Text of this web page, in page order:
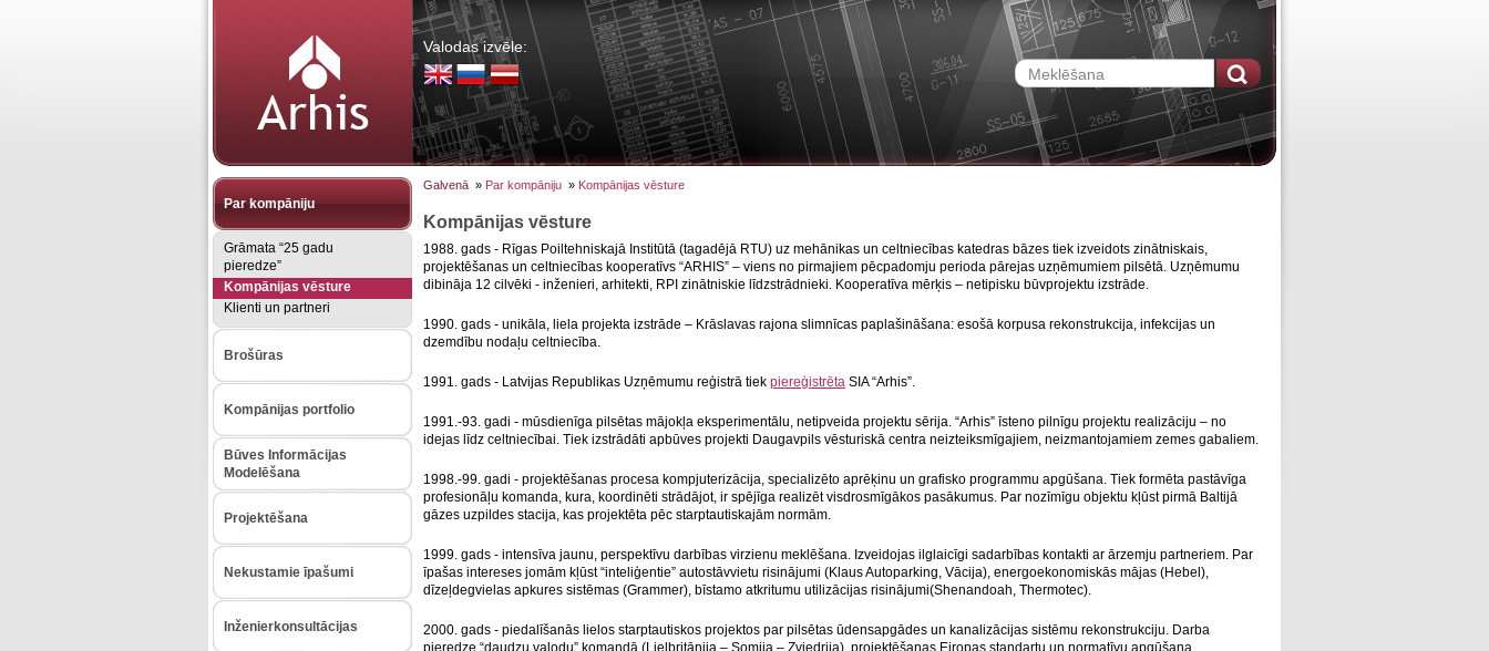
Valodas izvēle:
Par kompāniju
Grāmata “25 gadu
pieredze”
Kompānijas vēsture
Klienti un partneri
Brošūras
Kompānijas portfolio
Būves Informācijas
Modelēšana
Projektēšana
Nekustamie īpašumi
Inženierkonsultācijas
Galvenā » Par kompāniju » Kompānijas vēsture
Kompānijas vēsture
1988. gads - Rīgas Poiltehniskajā Institūtā (tagadējā RTU) uz mehānikas un celtniecības katedras bāzes tiek izveidots zinātniskais,
projektēšanas un celtniecības kooperatīvs “ARHIS” – viens no pirmajiem pēcpadomju perioda pārejas uzņēmumiem pilsētā. Uzņēmumu
dibināja 12 cilvēki - inženieri, arhitekti, RPI zinātniskie līdzstrādnieki. Kooperatīva mērķis – netipisku būvprojektu izstrāde.
1990. gads - unikāla, liela projekta izstrāde – Krāslavas rajona slimnīcas paplašināšana: esošā korpusa rekonstrukcija, infekcijas un
dzemdību nodaļu celtniecība.
1991. gads - Latvijas Republikas Uzņēmumu reģistrā tiek piereģistrēta SIA “Arhis”.
1991.-93. gadi - mūsdienīga pilsētas mājokļa eksperimentālu, netipveida projektu sērija. “Arhis” īsteno pilnīgu projektu realizāciju – no
idejas līdz celtniecībai. Tiek izstrādāti apbūves projekti Daugavpils vēsturiskā centra neizteiksmīgajiem, neizmantojamiem zemes gabaliem.
1998.-99. gadi - projektēšanas procesa kompjuterizācija, specializēto aprēķinu un grafisko programmu apgūšana. Tiek formēta pastāvīga
profesionāļu komanda, kura, koordinēti strādājot, ir spējīga realizēt visdrosmīgākos pasākumus. Par nozīmīgu objektu kļūst pirmā Baltijā
gāzes uzpildes stacija, kas projektēta pēc starptautiskajām normām.
1999. gads - intensīva jaunu, perspektīvu darbības virzienu meklēšana. Izveidojas ilglaicīgi sadarbības kontakti ar ārzemju partneriem. Par
īpašas intereses jomām kļūst “inteliģentie” autostāvvietu risinājumi (Klaus Autoparking, Vācija), energoekonomiskās mājas (Hebel),
dīzeļdegvielas apkures sistēmas (Grammer), bīstamo atkritumu utilizācijas risinājumi(Shenandoah, Thermotec).
2000. gads - piedalīšanās lielos starptautiskos projektos par pilsētas ūdensapgādes un kanalizācijas sistēmu rekonstrukciju. Darba
pieredze “daudzu valodu” komandā (Lielbritānija – Somija – Zviedrija), projektēšanas Eiropas standartu un normatīvu apgūšana.